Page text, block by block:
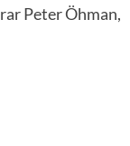
Peter Öhman,